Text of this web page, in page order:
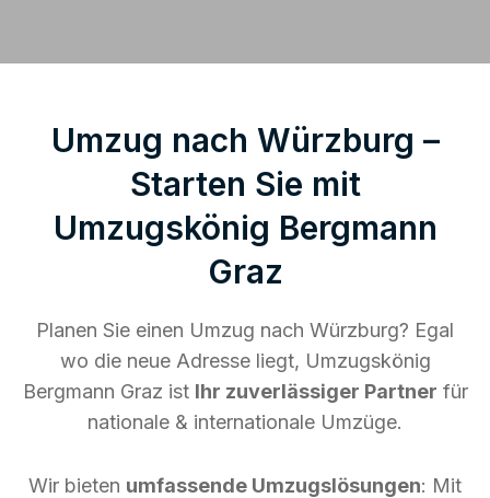
Umzug nach Würzburg –
Starten Sie mit
Umzugskönig Bergmann
Graz
Planen Sie einen Umzug nach Würzburg? Egal
wo die neue Adresse liegt, Umzugskönig
Bergmann Graz ist Ihr zuverlässiger Partner für
nationale & internationale Umzüge.
Wir bieten umfassende Umzugslösungen: Mit